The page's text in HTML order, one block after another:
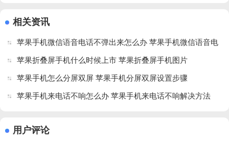
v2.7.50515-
16 最新版
相关资讯
苹果手机微信语音电话不弹出来怎么办 苹果手机微信语音电
话不弹出来解决方法
苹果折叠屏手机什么时候上市 苹果折叠屏手机图片
苹果手机怎么分屏双屏 苹果手机分屏双屏设置步骤
苹果手机来电话不响怎么办 苹果手机来电话不响解决方法
用户评论